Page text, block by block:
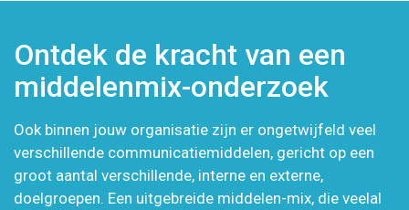
Ontdek de kracht van een
middelenmix-onderzoek
Ook binnen jouw organisatie zijn er ongetwijfeld veel
verschillende communicatiemiddelen, gericht op een
groot aantal verschillende, interne en externe,
doelgroepen. Een uitgebreide middelen-mix, die veelal